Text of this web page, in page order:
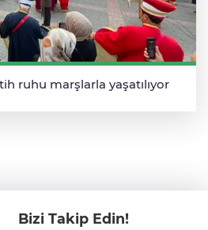
ruhu marşlarla yaşatılıyor
Bizi Takip Edin!